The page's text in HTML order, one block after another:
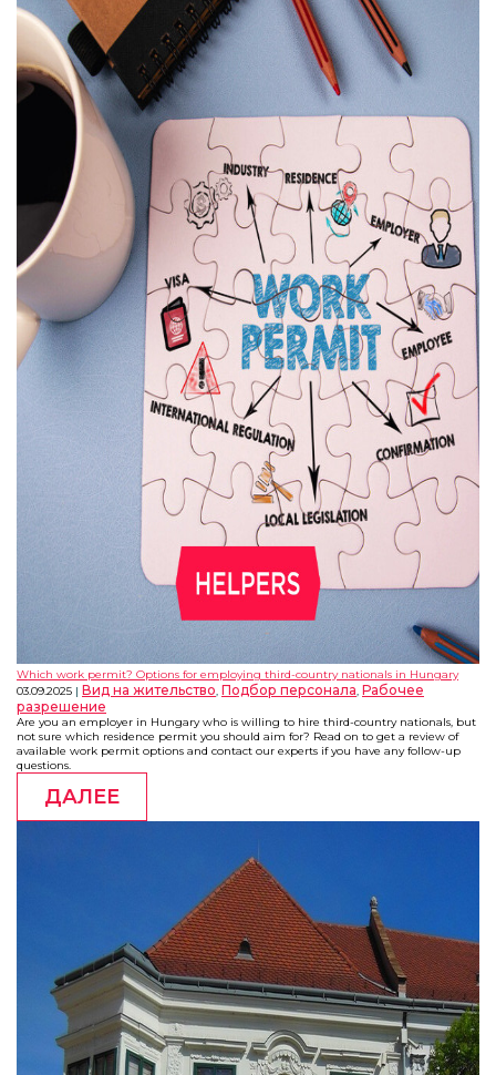
Which work permit? Options for employing third-country nationals in Hungary
03.09.2025
Вид на жительство, Подбор персонала, Рабочее
разрешение
Are you an employer in Hungary who is willing to hire third-country nationals, but
not sure which residence permit you should aim for? Read on to get a review of
available work permit options and contact our experts if you have any follow-up
questions.
ДАЛЕЕ